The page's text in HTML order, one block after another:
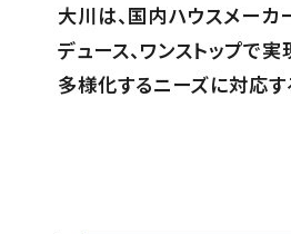
大川は、国内ハウスメー
デュース、ワンストップで
多様化するニーズに対応